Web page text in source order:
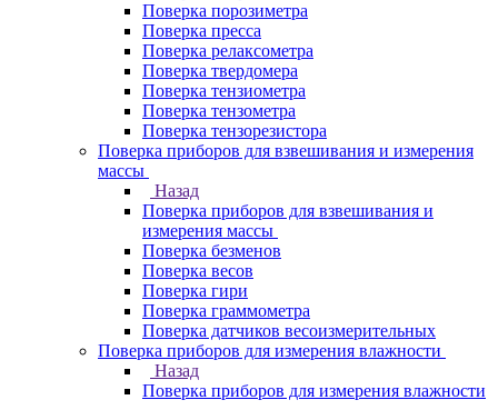
Поверка порозиметра
Поверка пресса
Поверка релаксометра
Поверка твердомера
Поверка тензиометра
Поверка тензометра
Поверка тензорезистора
Поверка приборов для взвешивания и измерения
массы
Назад
Поверка приборов для взвешивания и
измерения массы
Поверка безменов
Поверка весов
Поверка гири
Поверка граммометра
Поверка датчиков весоизмерительных
Поверка приборов для измерения влажности
Назад
Поверка приборов для измерения влажности